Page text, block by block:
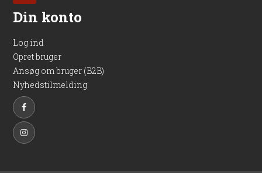
Din konto
Log ind
Opret bruger
Ansøg om bruger (B2B)
Nyhedstilmelding